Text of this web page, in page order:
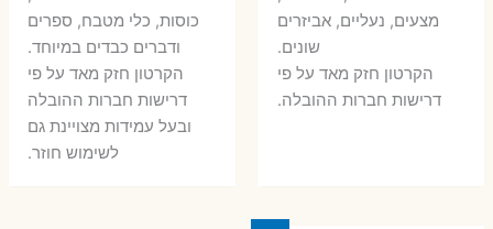
8 ₪.
מצעים, נעליים, אביזרים
שונים.
הקרטון חזק מאד על פי
דרישות חברות ההובלה.
10 ₪.
7 ₪.כוסות, כלי מטבח, ספרים
ודברים כבדים במיוחד.
הקרטון חזק מאד על פי
דרישות חברות ההובלה
ובעל עמידות מצויינת גם
לשימוש חוזר.